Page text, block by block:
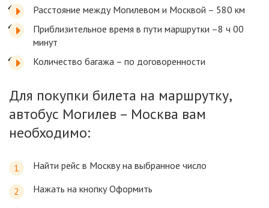
Расстояние между Могилевом и Москвой – 580 км
Приблизительное время в пути маршрутки –8 ч 00
минут
Количество багажа – по договоренности
Для покупки билета на маршрутку,
автобус Могилев – Москва вам
необходимо:
Найти рейс в Москву на выбранное число
Нажать на кнопку Оформить